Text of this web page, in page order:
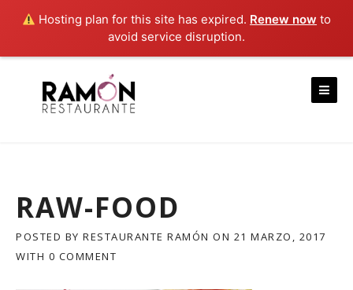
Hosting plan for this site has expired. Renew now to
avoid service disruption.
RAW-FOOD
POSTED BY RESTAURANTE RAMÓN ON 21 MARZO, 2017
WITH 0 COMMENT